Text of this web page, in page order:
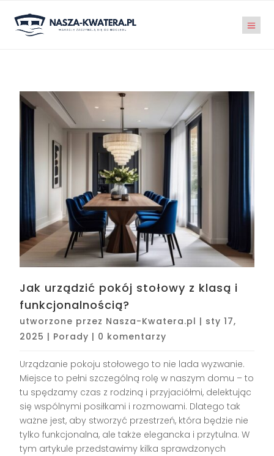
Jak urządzić pokój stołowy z klasą i
funkcjonalnością?
utworzone przez Nasza-Kwatera.pl | sty 17,
2025 | Porady | 0 komentarzy
Urządzanie pokoju stołowego to nie lada wyzwanie.
Miejsce to pełni szczególną rolę w naszym domu – to
tu spędzamy czas z rodziną i przyjaciółmi, delektując
się wspólnymi posiłkami i rozmowami. Dlatego tak
ważne jest, aby stworzyć przestrzeń, która będzie nie
tylko funkcjonalna, ale także elegancka i przytulna. W
tym artykule przedstawimy kilka sprawdzonych